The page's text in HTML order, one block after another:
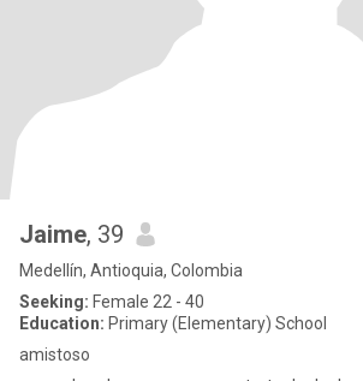
Jaime, 39
Medellín, Antioquia, Colombia
Seeking: Female 22 - 40
Education: Primary (Elementary) School
amistoso